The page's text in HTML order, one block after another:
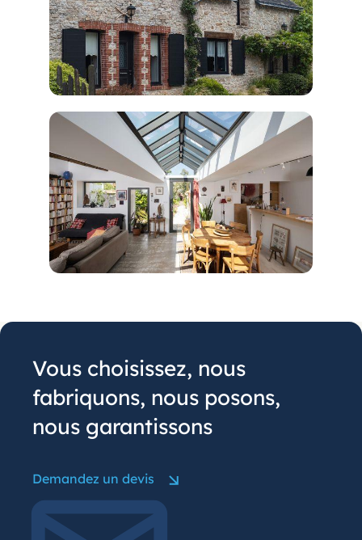
Demandez un devis
Vous choisissez, nous
fabriquons, nous posons,
nous garantissons